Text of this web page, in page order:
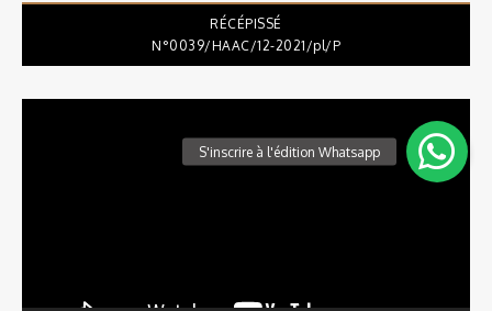
RÉCÉPISSÉ
N°0039/HAAC/12-2021/pl/P